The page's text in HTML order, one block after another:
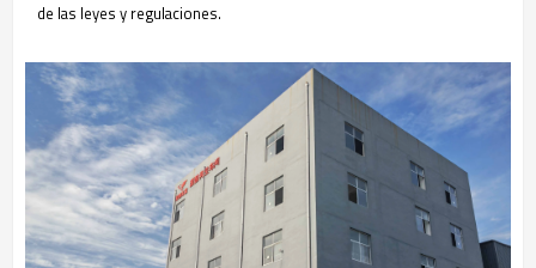
de las leyes y regulaciones.